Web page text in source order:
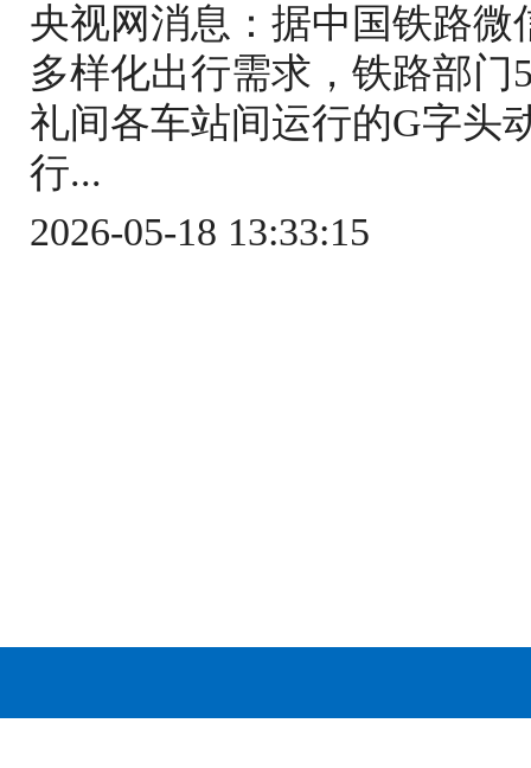
央视网消息：据中国铁路
多样化出行需求，铁路部门
礼间各车站间运行的G字头
行...
2026-05-18 13:33:15